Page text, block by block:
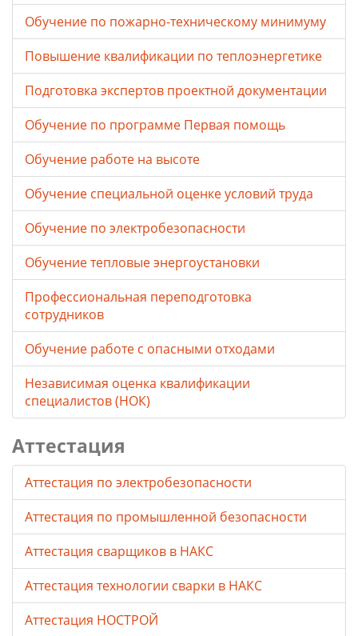
Обучение по пожарно-техническому минимуму
Повышение квалификации по теплоэнергетике
Подготовка экспертов проектной документации
Обучение по программе Первая помощь
Обучение работе на высоте
Обучение специальной оценке условий труда
Обучение по электробезопасности
Обучение тепловые энергоустановки
Профессиональная переподготовка
сотрудников
Обучение работе с опасными отходами
Независимая оценка квалификации
специалистов (НОК)
Аттестация
Аттестация по электробезопасности
Аттестация по промышленной безопасности
Аттестация сварщиков в НАКС
Аттестация технологии сварки в НАКС
Аттестация НОСТРОЙ